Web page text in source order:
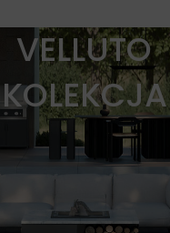
VELLUTO
KOLEKCJA